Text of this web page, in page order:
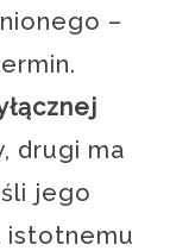
–
drugi ma
jego
istotnemu